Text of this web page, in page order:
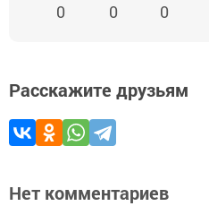
0 0 0
Расскажите друзьям
Нет комментариев